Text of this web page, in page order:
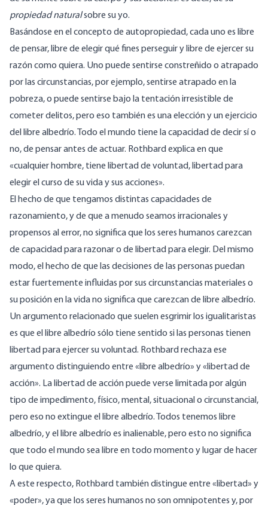
propiedad naturalsobre su yo.
Basándose en el concepto de autopropiedad, cada uno es libre
de pensar, libre de elegir qué fines perseguir y libre de ejercer su
razón como quiera. Uno puede sentirse constreñido o atrapado
por las circunstancias, por ejemplo, sentirse atrapado en la
pobreza, o puede sentirse bajo la tentación irresistible de
cometer delitos, pero eso también es una elección y un ejercicio
del libre albedrío. Todo el mundo tiene la capacidad de decir sí o
no, de pensar antes de actuar. Rothbard explica enque
«cualquier hombre, tiene libertad de voluntad, libertad para
elegir el curso de su vida y sus acciones».
El hecho de que tengamos distintas capacidades de
razonamiento, y de que a menudo seamos irracionales y
propensos al error, no significa que los seres humanos carezcan
de capacidad para razonar o de libertad para elegir. Del mismo
modo, el hecho de que las decisiones de las personas puedan
estar fuertemente influidas por sus circunstancias materiales o
su posición en la vida no significa que carezcan de libre albedrío.
Un argumento relacionado que suelen esgrimir los igualitaristas
es que el libre albedrío sólo tiene sentido si las personas tienen
libertad para ejercer su voluntad. Rothbard rechaza ese
argumento distinguiendo entre «libre albedrío» y «libertad de
acción». La libertad de acción puede verse limitada por algún
tipo de impedimento, físico, mental, situacional o circunstancial,
pero eso no extingue el libre albedrío. Todos tenemos libre
albedrío, y el libre albedrío es inalienable, pero esto no significa
que todo el mundo sea libre en todo momento y lugar de hacer
lo que quiera.
A este respecto, Rothbard también distingue entre «libertad» y
«poder», ya que los seres humanos no son omnipotentes y, por